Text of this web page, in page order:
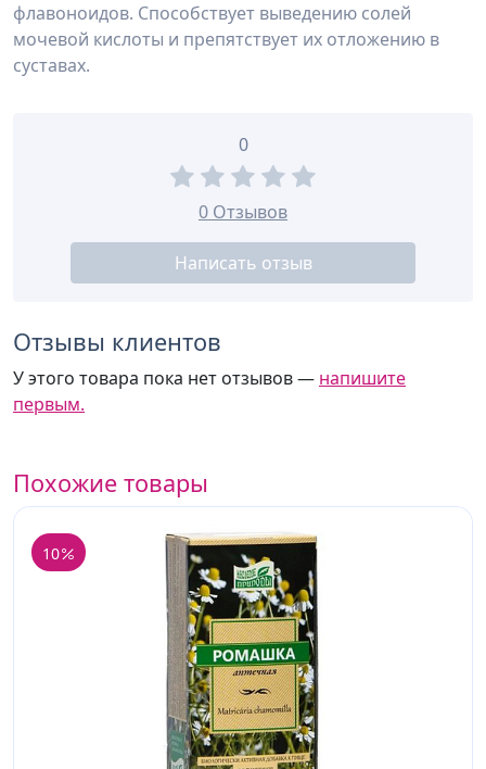
флавоноидов. Способствует выведению солей
мочевой кислоты и препятствует их отложению в
суставах.
0
0 Отзывов
Написать отзыв
Отзывы клиентов
У этого товара пока нет отзывов — напишите
первым.
Похожие товары
10